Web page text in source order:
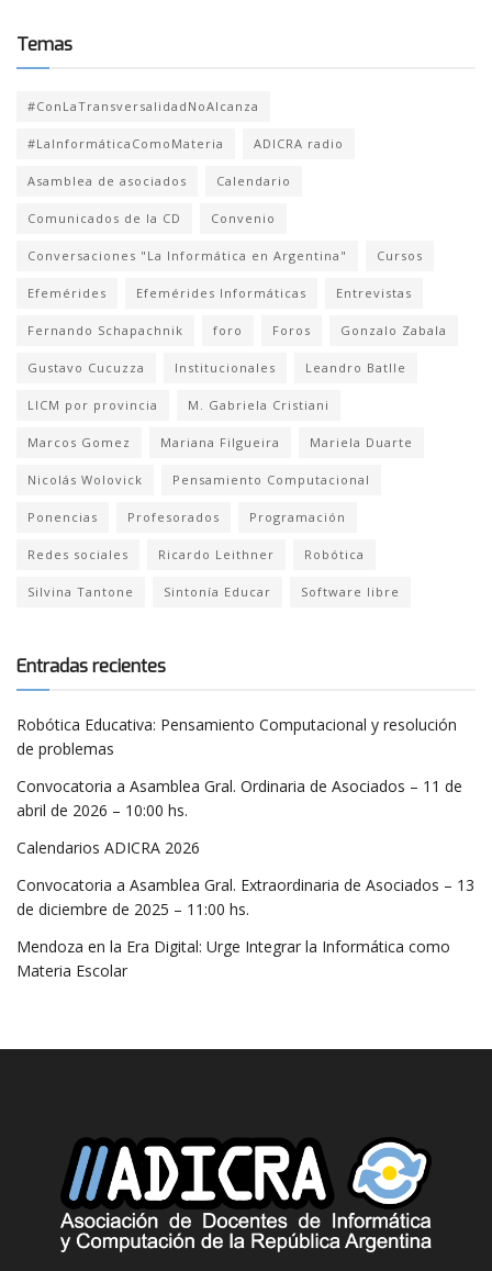
Temas
#ConLaTransversalidadNoAlcanza
#LaInformáticaComoMateria ADICRA radio
Asamblea de asociados Calendario
Comunicados de la CD Convenio
Conversaciones "La Informática en Argentina" Cursos
Efemérides Efemérides Informáticas Entrevistas
Fernando Schapachnik foro Foros Gonzalo Zabala
Gustavo Cucuzza Institucionales Leandro Batlle
LICM por provincia M. Gabriela Cristiani
Marcos Gomez Mariana Filgueira Mariela Duarte
Nicolás Wolovick Pensamiento Computacional
Ponencias Profesorados Programación
Redes sociales Ricardo Leithner Robótica
Silvina Tantone Sintonía Educar Software libre
Entradas recientes
Robótica Educativa: Pensamiento Computacional y resolución
de problemas
Convocatoria a Asamblea Gral. Ordinaria de Asociados – 11 de
abril de 2026 – 10:00 hs.
Calendarios ADICRA 2026
Convocatoria a Asamblea Gral. Extraordinaria de Asociados – 13
de diciembre de 2025 – 11:00 hs.
Mendoza en la Era Digital: Urge Integrar la Informática como
Materia Escolar